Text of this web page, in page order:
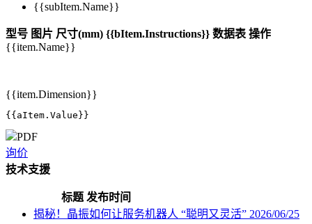
{{subItem.Name}}
型号 图片 尺寸(mm) {{bItem.Instructions}} 数据表 操作
{{item.Name}}
{{item.Dimension}}
{{aItem.Value}}
PDF
询价
技术支援
标题 发布时间
揭秘！晶振如何让服务机器人 “聪明又灵活” 2026/06/25